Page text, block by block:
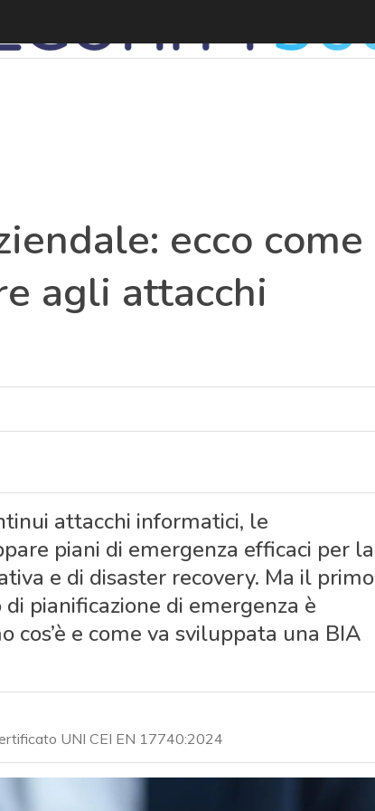
ecco come
agli attacchi
attacchi informatici, le
piani di emergenza efficaci per la
e di disaster recovery. Ma il primo
pianificazione di emergenza è
cos’è e come va sviluppata una BIA
UNI CEI EN 17740:2024